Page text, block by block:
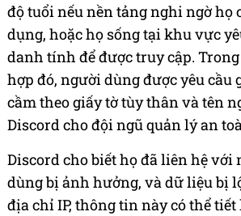
độ tuổi nếu nền tảng nghi ngờ họ
dụng, hoặc họ sống tại khu vực
danh tính để được truy cập.
hợp đó, người dùng được yêu cầu
cầm theo giấy tờ tùy thân và tên
Discord cho đội ngũ quản lý an
Discord cho biết họ đã liên hệ
dùng bị ảnh hưởng, và dữ liệu bị
địa chỉ IP, thông tin này có thể